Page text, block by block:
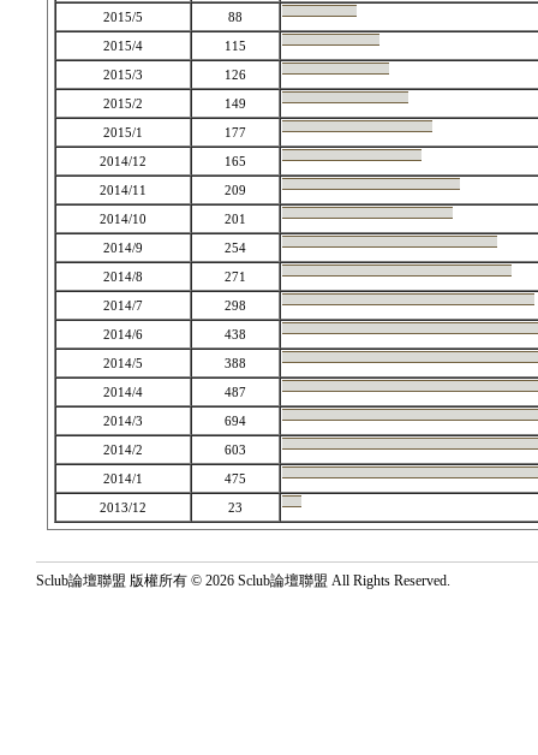
2015/5
88
2015/4
115
2015/3
126
2015/2
149
2015/1
177
2014/12
165
2014/11
209
2014/10
201
2014/9
254
2014/8
271
2014/7
298
2014/6
438
2014/5
388
2014/4
487
2014/3
694
2014/2
603
2014/1
475
2013/12
23
Sclub論壇聯盟 版權所有 © 2026 Sclub論壇聯盟 All Rights Reserved.